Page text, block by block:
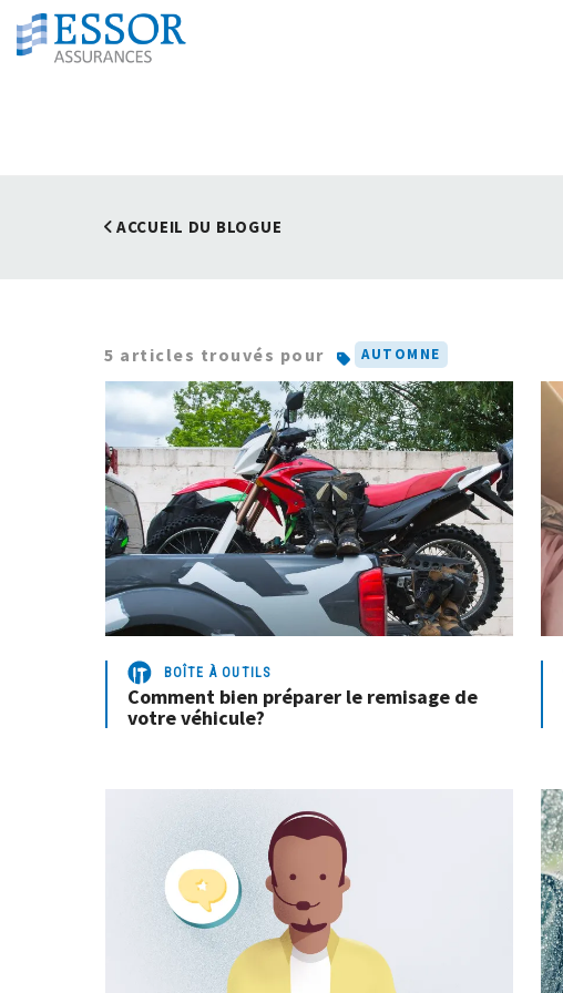
ACCUEIL DU BLOGUE
5 articles trouvés pour AUTOMNE
BOÎTE À OUTILS
Comment bien préparer le remisage de
votre véhicule?